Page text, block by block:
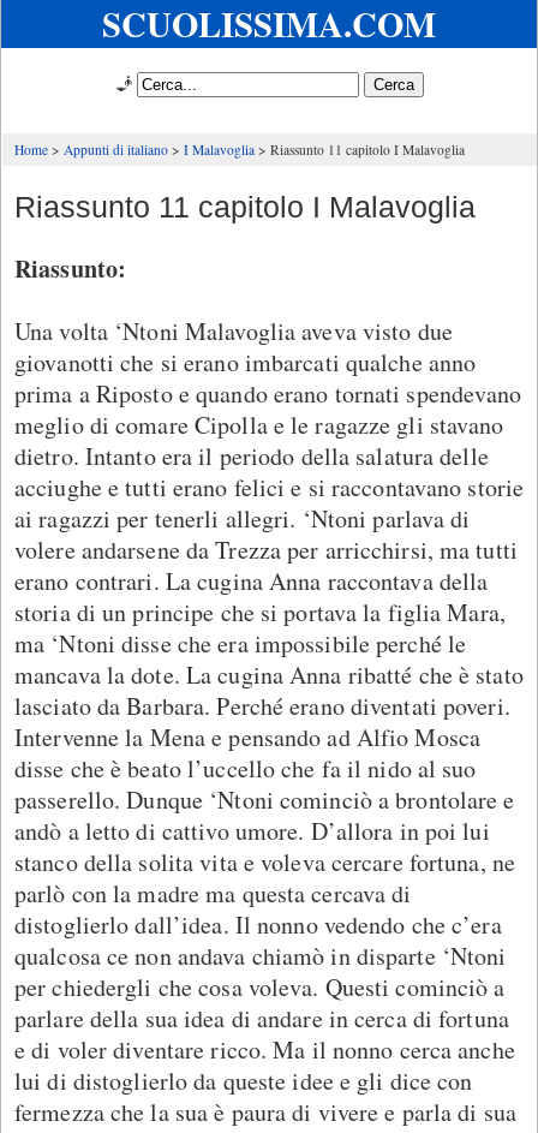
SCUOLISSIMA.COM
🧞
Home Appunti di italiano I Malavoglia Riassunto 11 capitolo I Malavoglia
Riassunto 11 capitolo I Malavoglia
Riassunto:
Una volta ‘Ntoni Malavoglia aveva visto due
giovanotti che si erano imbarcati qualche anno
prima a Riposto e quando erano tornati spendevano
meglio di comare Cipolla e le ragazze gli stavano
dietro. Intanto era il periodo della salatura delle
acciughe e tutti erano felici e si raccontavano storie
ai ragazzi per tenerli allegri. ‘Ntoni parlava di
volere andarsene da Trezza per arricchirsi, ma tutti
erano contrari. La cugina Anna raccontava della
storia di un principe che si portava la figlia Mara,
ma ‘Ntoni disse che era impossibile perché le
mancava la dote. La cugina Anna ribatté che è stato
lasciato da Barbara. Perché erano diventati poveri.
Intervenne la Mena e pensando ad Alfio Mosca
disse che è beato l’uccello che fa il nido al suo
passerello. Dunque ‘Ntoni cominciò a brontolare e
andò a letto di cattivo umore. D’allora in poi lui
stanco della solita vita e voleva cercare fortuna, ne
parlò con la madre ma questa cercava di
distoglierlo dall’idea. Il nonno vedendo che c’era
qualcosa ce non andava chiamò in disparte ‘Ntoni
per chiedergli che cosa voleva. Questi cominciò a
parlare della sua idea di andare in cerca di fortuna
e di voler diventare ricco. Ma il nonno cerca anche
lui di distoglierlo da queste idee e gli dice con
fermezza che la sua è paura di vivere e parla di sua